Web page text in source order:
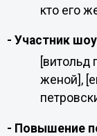
кто его
- Участник
[витольд
женой],
- Повышение